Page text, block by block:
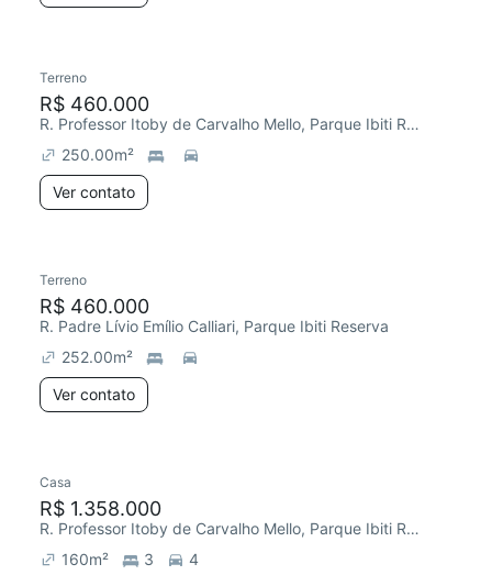
Terreno
R$ 460.000
R. Professor Itoby de Carvalho Mello, Parque Ibiti Reserva
250.00m²
Ver contato
Terreno
R$ 460.000
R. Padre Lívio Emílio Calliari, Parque Ibiti Reserva
252.00m²
Ver contato
Casa
R$ 1.358.000
R. Professor Itoby de Carvalho Mello, Parque Ibiti Reserva
160m² 3
4